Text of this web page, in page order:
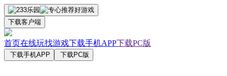
下载客户端
首页在线玩找游戏下载手机APP下载PC版
下载手机APP 下载PC版